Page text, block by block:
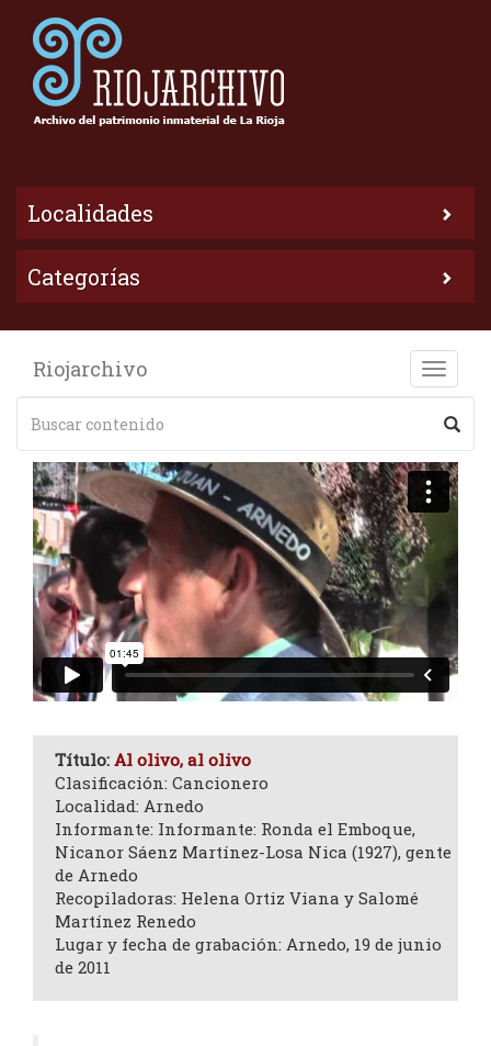
Localidades
Categorías
Toggle
Riojarchivo
Título: Al olivo, al olivo
Clasificación: Cancionero
Localidad: Arnedo
Informante: Informante: Ronda el Emboque,
Nicanor Sáenz Martínez-Losa Nica (1927), gente
de Arnedo
Recopiladoras: Helena Ortiz Viana y Salomé
Martínez Renedo
Lugar y fecha de grabación: Arnedo, 19 de junio
de 2011